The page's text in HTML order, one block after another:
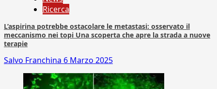
Ricerca
L’aspirina potrebbe ostacolare le metastasi: osservato il
meccanismo nei topi Una scoperta che apre la strada a nuove
terapie
Salvo Franchina 6 Marzo 2025